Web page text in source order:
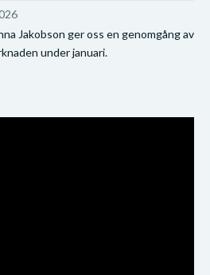
Jakobson ger oss en genomgång av
under januari.